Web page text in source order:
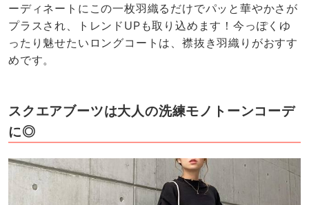
ーディネートにこの一枚羽織るだけでパッと華やかさが
プラスされ、トレンドUPも取り込めます！今っぽくゆ
ったり魅せたいロングコートは、襟抜き羽織りがおすす
めです。
スクエアブーツは大人の洗練モノトーンコーデ
に◎